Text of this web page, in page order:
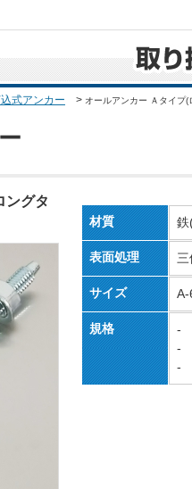
式アンカー > オールアンカー Ａタイプ(
ングタ
材質 鉄
表面処理
サイズ A-
規格
-
-
-